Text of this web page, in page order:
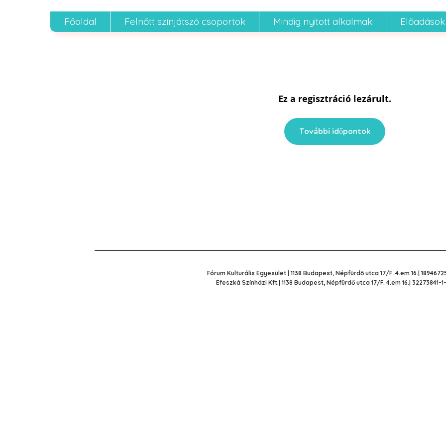
Főoldal Felnőtt színjátszó csoportok Mindig nyitott alkalmak Előadások
Ez a regisztráció lezárult.
További időpontok
Fórum Kulturális Egyesület | 1138 Budapest, Népfürdő utca 17/F. 4.em 16.|
Efeszká Színházi Kft.| 1138 Budapest, Népfürdő utca 17/F. 4.em 16.| 32273841-